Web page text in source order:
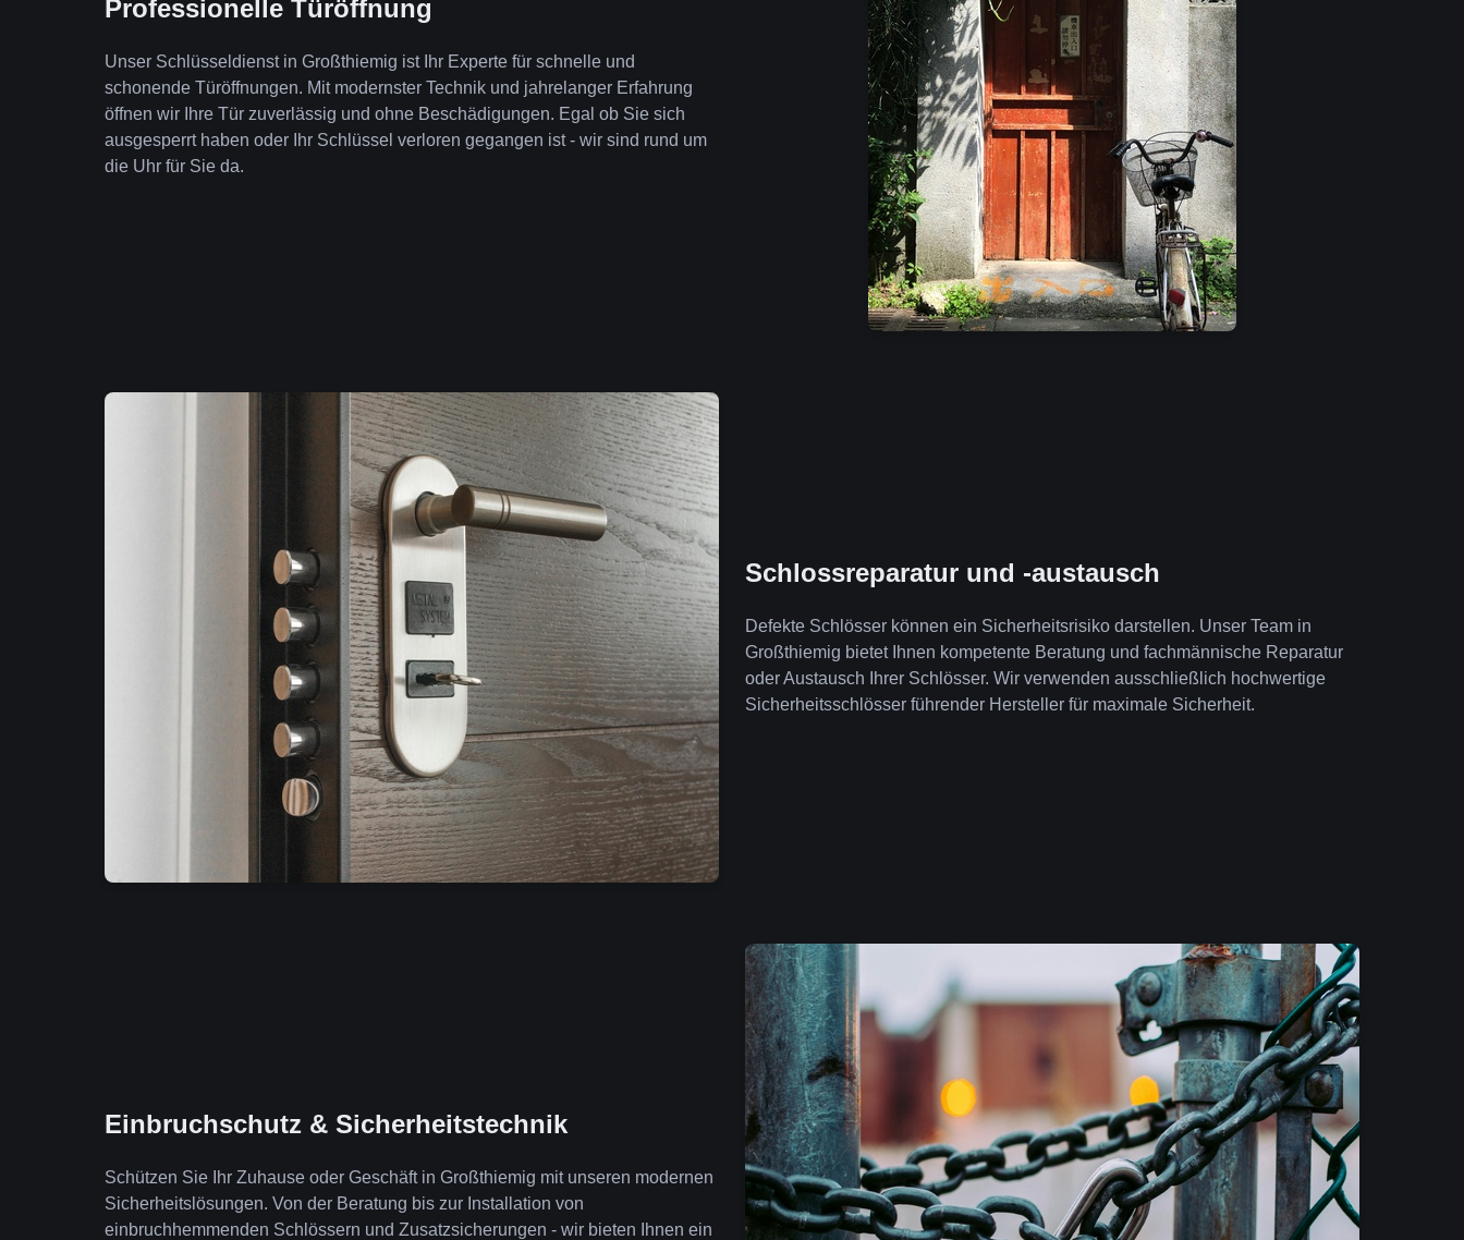
Professionelle Türöffnung
Unser Schlüsseldienst in Großthiemig ist Ihr Experte für schnelle und
schonende Türöffnungen. Mit modernster Technik und jahrelanger Erfahrung
öffnen wir Ihre Tür zuverlässig und ohne Beschädigungen. Egal ob Sie sich
ausgesperrt haben oder Ihr Schlüssel verloren gegangen ist - wir sind rund um
die Uhr für Sie da.
Schlossreparatur und -austausch
Defekte Schlösser können ein Sicherheitsrisiko darstellen. Unser Team in
Großthiemig bietet Ihnen kompetente Beratung und fachmännische Reparatur
oder Austausch Ihrer Schlösser. Wir verwenden ausschließlich hochwertige
Sicherheitsschlösser führender Hersteller für maximale Sicherheit.
Einbruchschutz & Sicherheitstechnik
Schützen Sie Ihr Zuhause oder Geschäft in Großthiemig mit unseren modernen
Sicherheitslösungen. Von der Beratung bis zur Installation von
einbruchhemmenden Schlössern und Zusatzsicherungen - wir bieten Ihnen ein